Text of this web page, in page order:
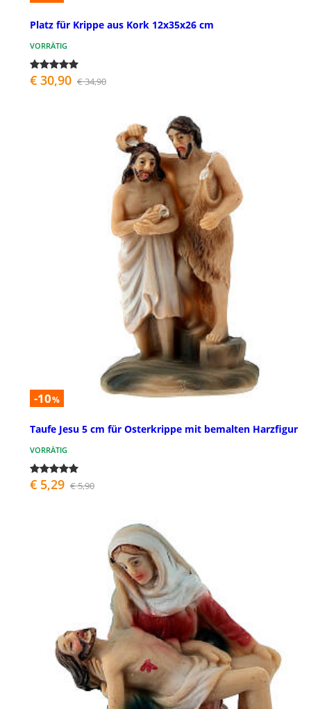
Platz für Krippe aus Kork 12x35x26 cm
VORRÄTIG
€ 30,90 € 34,90
-10%
Taufe Jesu 5 cm für Osterkrippe mit bemalten Harzfigur
VORRÄTIG
€ 5,29 € 5,90